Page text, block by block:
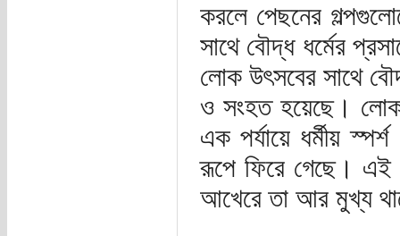
করলে পেছনের
সাথে বৌদ্ধ ধর্মের
লোক উৎসবের সাথে
ও সংহত হয়েছে।
এক পর্যায়ে ধর্মীয়
রূপে ফিরে গেছে। এই
আখেরে তা আর মুখ্য